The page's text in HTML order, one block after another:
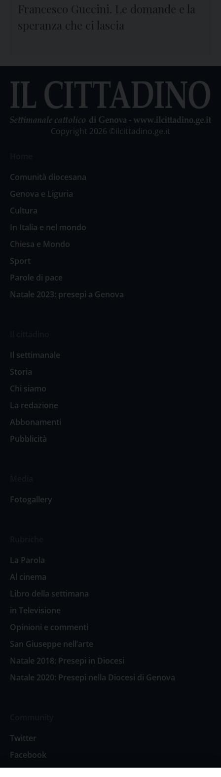
Francesco Guccini. Le domande e la
speranza che ci lascia
Copyright 2026 ©ilcittadino.ge.it
Comunità diocesana
Genova e Liguria
Cultura
In Italia e nel mondo
Chiesa e Mondo
Sport
Parole di pace
Natale 2023: presepi a Genova
Il settimanale
Storia
Chi siamo
La redazione
Abbonamenti
Pubblicità
Fotogallery
La Parola
Al cinema
Libro della settimana
in Televisione
Opinioni e commenti
San Giuseppe nell’arte
Natale 2018: Presepi in Diocesi
Natale 2020: Presepi nella Diocesi di Genova
Twitter
Facebook